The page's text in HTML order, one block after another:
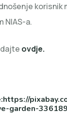
korisnik
NIAS-a.
ovdje.
garden-